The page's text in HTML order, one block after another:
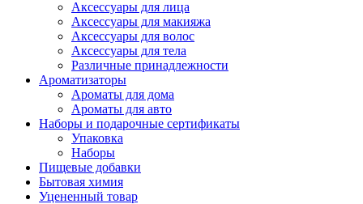
Аксессуары для лица
Аксессуары для макияжа
Аксессуары для волос
Аксессуары для тела
Различные принадлежности
Ароматизаторы
Ароматы для дома
Ароматы для авто
Наборы и подарочные сертификаты
Упаковка
Наборы
Пищевые добавки
Бытовая химия
Уцененный товар